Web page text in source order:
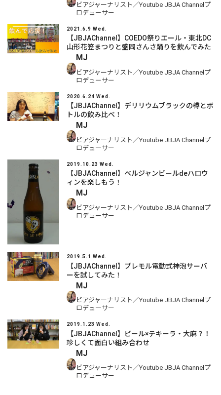
ビアジャーナリスト／Youtube JBJA Channelプ
ロデューサー
2021.6.9 Wed.
【JBJAChannel】COEDO祭りエール・東北DC
山形花笠まつりと盛岡さんさ踊りを飲んでみた
MJ
ビアジャーナリスト／Youtube JBJA Channelプ
ロデューサー
2020.6.24 Wed.
【JBJAChannel】デリリウムブラックの樽とボ
トルの飲み比べ！
MJ
ビアジャーナリスト／Youtube JBJA Channelプ
ロデューサー
2019.10.23 Wed.
【JBJAChannel】ベルジャンビールdeハロウ
ィンを楽しもう！
MJ
ビアジャーナリスト／Youtube JBJA Channelプ
ロデューサー
2019.5.1 Wed.
【JBJAChannel】プレモル電動式神泡サーバ
ーを試してみた！
MJ
ビアジャーナリスト／Youtube JBJA Channelプ
ロデューサー
2019.1.23 Wed.
【JBJAChannel】ビール×テキーラ・大麻？！
珍しくて面白い組み合わせ
MJ
ビアジャーナリスト／Youtube JBJA Channelプ
ロデューサー